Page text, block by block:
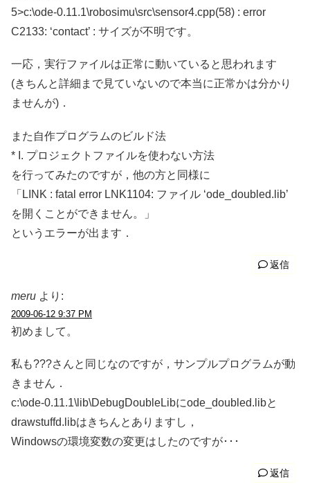
5>c:\ode-0.11.1\robosimu\src\sensor4.cpp(58) : error
C2133: ‘contact’ : サイズが不明です。
一応，実行ファイルは正常に動いていると思われます
(きちんと詳細まで見ていないので本当に正常かは分かり
ませんが)．
また自作プログラムのビルド法
* I. プロジェクトファイルを使わない方法
を行ってみたのですが，他の方と同様に
「LINK : fatal error LNK1104: ファイル ‘ode_doubled.lib’
を開くことができません。」
というエラーが出ます．
返信
meru より:
2009-06-12 9:37 PM
初めまして。
私も???さんと同じなのですが，サンプルプログラムが動
きません．
c:\ode-0.11.1\lib\DebugDoubleLibにode_doubled.libと
drawstuffd.libはきちんとありますし，
Windowsの環境変数の変更はしたのですが･･･
返信